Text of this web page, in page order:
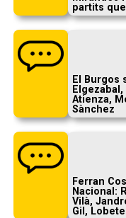
partits
El Burgos
Atienza,
Sànchez
Ferran
Nacional:
Vilà,
Gil,